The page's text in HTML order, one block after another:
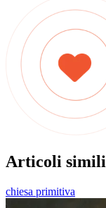
Articoli simili
chiesa primitiva